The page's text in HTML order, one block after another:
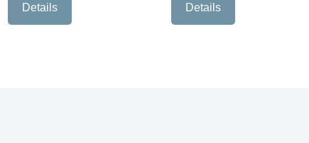
Details Details